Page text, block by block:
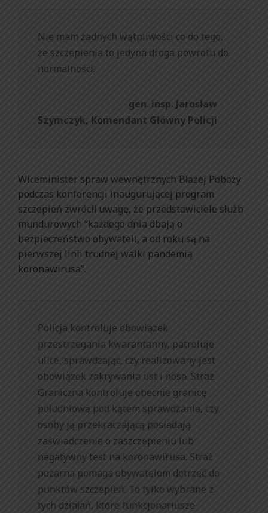
Nie mam żadnych wątpliwości co do tego,
że szczepienia to jedyna droga powrotu do
normalności.
gen. insp. Jarosław
Szymczyk, Komendant Główny Policji
Wiceminister spraw wewnętrznych Błażej Poboży
podczas konferencji inaugurującej program
szczepień zwrócił uwagę, że przedstawiciele służb
mundurowych “każdego dnia dbają o
bezpieczeństwo obywateli, a od roku są na
pierwszej linii trudnej walki pandemią
koronawirusa”.
Policja kontroluje obowiązek
przestrzegania kwarantanny, patroluje
ulice, sprawdzając, czy realizowany jest
obowiązek zakrywania ust i nosa. Straż
Graniczna kontroluje obecnie granicę
południową pod kątem sprawdzania, czy
osoby ją przekraczającą posiadają
zaświadczenie o zaszczepieniu lub
negatywny test na koronawirusa. Straż
pożarna pomaga obywatelom dotrzeć do
punktów szczepień. To tylko wybrane z
tych działań, które funkcjonariusze